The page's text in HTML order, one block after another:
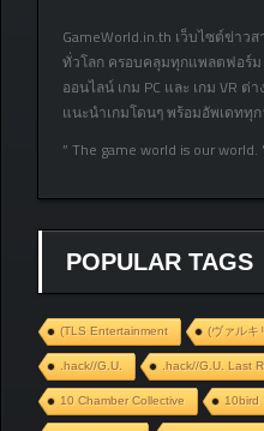
GameWorld.in.th เว็บไซต์ข่า
ทั่วโลก ครอบคลุมทุกแพลตฟอร์ม
ออนไลน์ เกม PC และ เกม VR ต่
แนะนำเกมโดนๆ พร้อมอัพเดททุ
” The game world is our world.
POPULAR TAGS
(TLS Entertainment (ヴァルキ
.hack//G.U. .hack//G.U. Last
10 Chamber Collective 10bird